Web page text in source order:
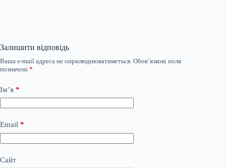
Залишити відповідь
Ваша e-mail адреса не оприлюднюватиметься. Обов’язкові поля
позначені *
Ім’я *
Email *
Сайт